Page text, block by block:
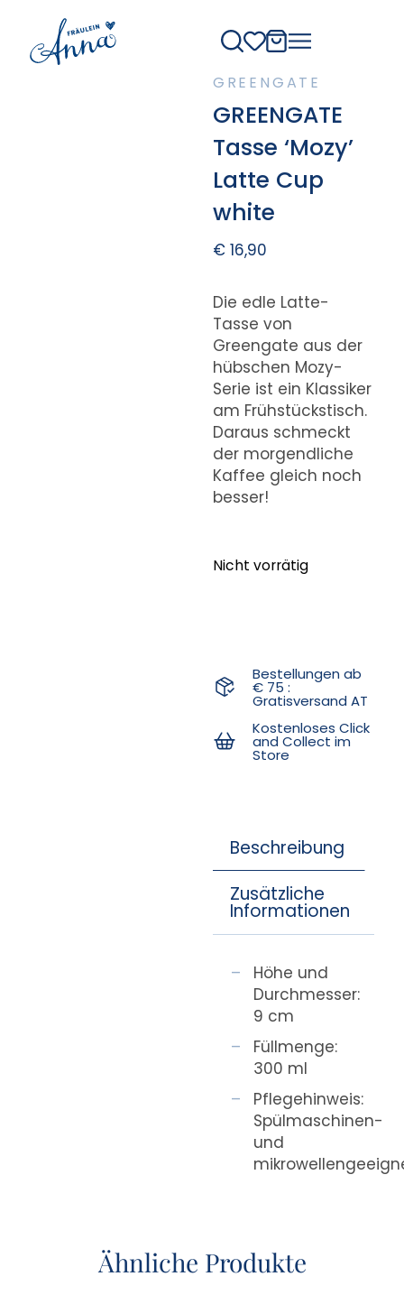
GREENGATE
GREENGATE
Tasse ‘Mozy’
Latte Cup
white
€16,90
Die edle Latte-
Tasse von
Greengate aus der
hübschen Mozy-
Serie ist ein Klassiker
am Frühstückstisch.
Daraus schmeckt
der morgendliche
Kaffee gleich noch
besser!
Nicht vorrätig
Bestellungen ab
€ 75 :
Gratisversand AT
Kostenloses Click
and Collect im
Store
Beschreibung
Zusätzliche
Informationen
Höhe und
Durchmesser:
9 cm
Füllmenge:
300 ml
Pflegehinweis:
Spülmaschinen-
und
Ähnliche Produkte